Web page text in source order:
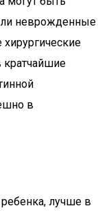
неврожденные
кратчайшие
в
лучше в